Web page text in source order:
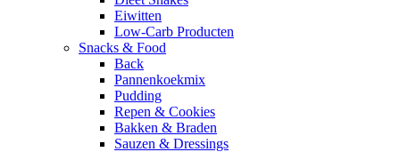
Eiwitten
Low-Carb Producten
Snacks & Food
Back
Pannenkoekmix
Pudding
Repen & Cookies
Bakken & Braden
Sauzen & Dressings